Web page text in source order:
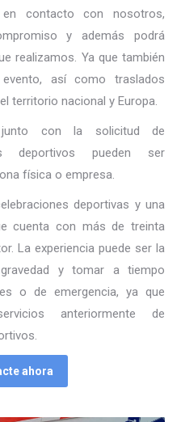
contacto con nosotros,
y además podrá
realizamos. Ya que también
así como traslados
territorio nacional y Europa.
junto con la solicitud de
deportivos pueden ser
física o empresa.
deportivas y una
cuenta con más de treinta
La experiencia puede ser la
y tomar a tiempo
o de emergencia, ya que
anteriormente de
ahora